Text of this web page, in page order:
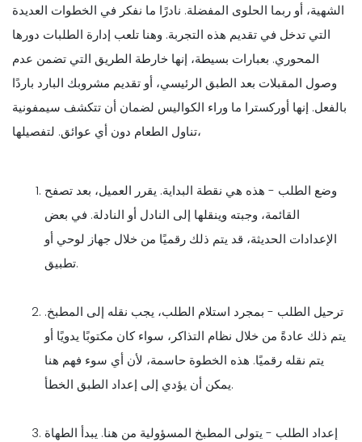
الشهية، أو ربما الحلوى المفضلة. نادرًا ما نفكر في الخطوات العديدة
التي تدخل في تقديم هذه التجربة. وهنا تلعب إدارة الطلبات دورها
المحوري. بعبارات بسيطة، إنها خارطة الطريق التي تضمن عدم
وصول المقبلات بعد الطبق الرئيسي، أو تقديم مشروبك البارد باردًا
بالفعل. إنها أوركسترا ما وراء الكواليس لضمان أن تتكشف سيمفونية
تناول الطعام دون أي عوائق. لتفصيلها،
وضع الطلب - هذه هي نقطة البداية. يقرر العميل، بعد تصفح
القائمة، وجبته وينقلها إلى النادل أو النادلة. في بعض
الإعدادات الحديثة، قد يتم ذلك رقميًا من خلال جهاز لوحي أو
تطبيق.
ترحيل الطلب - بمجرد استلام الطلب، يجب نقله إلى المطبخ.
يتم ذلك عادةً من خلال نظام التذاكر، سواء كان مكتوبًا يدويًا أو
يتم نقله رقميًا. هذه الخطوة حاسمة، لأن أي سوء فهم هنا
يمكن أن يؤدي إلى إعداد الطبق الخطأ.
إعداد الطلب - يتولى المطبخ المسؤولية من هنا. يبدأ الطهاة